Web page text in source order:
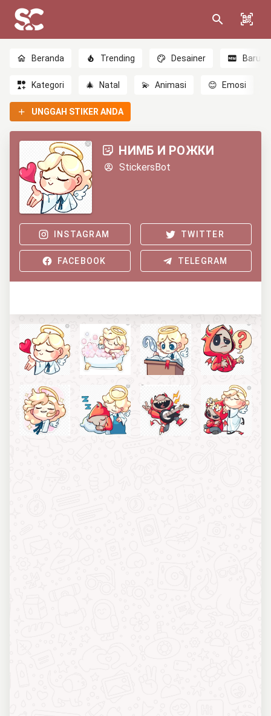
Beranda Trending Desainer Baru
Kategori 🎄 Natal 💫 Animasi 😊 Emosi
UNGGAH STIKER ANDA
НИМБ И РОЖКИ
StickersBot
INSTAGRAM TWITTER
FACEBOOK TELEGRAM